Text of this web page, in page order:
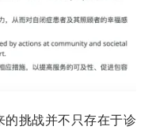
挑战并不只存在于诊